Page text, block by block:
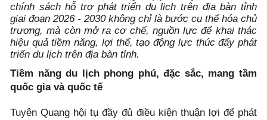
chính sách hỗ trợ phát triển du lịch trên địa bàn tỉnh
giai đoạn 2026 - 2030 không chỉ là bước cụ thể hóa chủ
trương, mà còn mở ra cơ chế, nguồn lực để khai thác
hiệu quả tiềm năng, lợi thế, tạo động lực thúc đẩy phát
triển du lịch trên địa bàn tỉnh.
Tiềm năng du lịch phong phú, đặc sắc, mang tầm
quốc gia và quốc tế
Tuyên Quang hội tụ đầy đủ điều kiện thuận lợi để phát